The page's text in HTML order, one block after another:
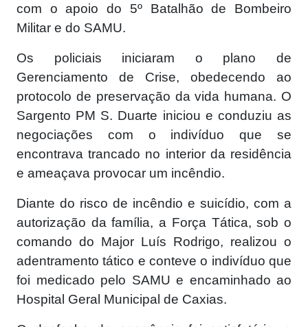
com o apoio do 5º Batalhão de Bombeiro
Militar e do SAMU.
Os policiais iniciaram o plano de
Gerenciamento de Crise, obedecendo ao
protocolo de preservação da vida humana. O
Sargento PM S. Duarte iniciou e conduziu as
negociações com o indivíduo que se
encontrava trancado no interior da residência
e ameaçava provocar um incêndio.
Diante do risco de incêndio e suicídio, com a
autorização da família, a Força Tática, sob o
comando do Major Luís Rodrigo, realizou o
adentramento tático e conteve o indivíduo que
foi medicado pelo SAMU e encaminhado ao
Hospital Geral Municipal de Caxias.